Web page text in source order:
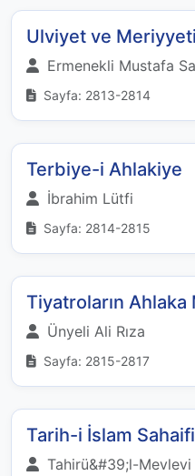
Ulviyet ve
Ermenekli Mustafa
Sayfa: 2813-2814
Terbiye-i Ahlakiye
İbrahim Lütfi
Sayfa: 2814-2815
Tiyatroların Ahlaka
Ünyeli Ali Rıza
Sayfa: 2815-2817
Tarih-i İslam
Tahirü&#39;l-Mevlevi